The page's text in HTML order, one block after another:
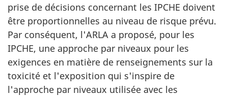
prise de décisions concernant les IPCHE doivent
être proportionnelles au niveau de risque prévu.
Par conséquent, l'ARLA a proposé, pour les
IPCHE, une approche par niveaux pour les
exigences en matière de renseignements sur la
toxicité et l'exposition qui s'inspire de
l'approche par niveaux utilisée avec les